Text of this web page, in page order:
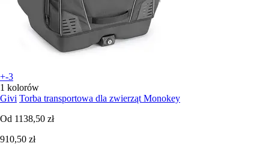
+-3
1 kolorów
Givi Torba transportowa dla zwierząt Monokey
Od 1138,50 zł
910,50 zł